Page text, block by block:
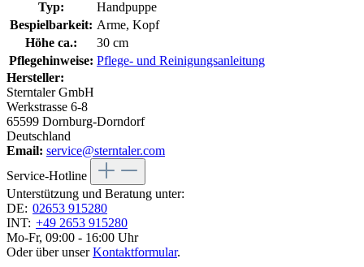
Typ:
Handpuppe
Bespielbarkeit: Arme, Kopf
Höhe ca.:
30 cm
Pflegehinweise: Pflege- und Reinigungsanleitung
Hersteller:
Sterntaler GmbH
Werkstrasse 6-8
65599 Dornburg-Dorndorf
Deutschland
Email: service@sterntaler.com
Service-Hotline
Unterstützung und Beratung unter:
DE: 02653 915280
INT: +49 2653 915280
Mo-Fr, 09:00 - 16:00 Uhr
Oder über unserKontaktformular.